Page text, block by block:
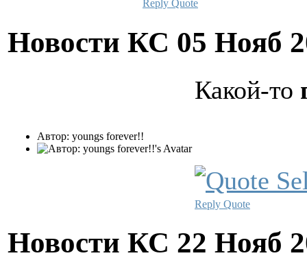
Reply Quote
Новости КС 05 Нояб
Автор: youngs forever!!
Какой-то
Reply Quote
Новости КС 22 Нояб